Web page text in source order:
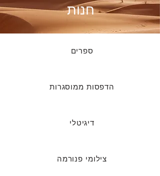
חנות
ספרים
הדפסות ממוסגרות
דיגיטלי
צילומי פנורמה